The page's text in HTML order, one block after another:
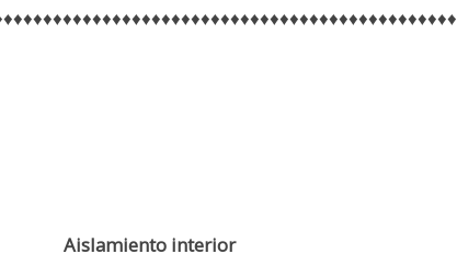
Aislamiento interior